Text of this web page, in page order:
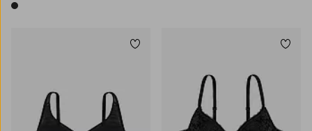
1 farve
Tilføj til favoritter